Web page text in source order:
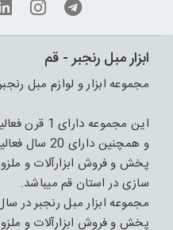
ابزار مبل رنجبر - قم
مجموعه ابزار و لوازم مبل
این مجموعه
و همچنین
پخش و فروش ابزارآلات و
سازی در استان قم میباشد.
پخش و فروش ابزارآلات و